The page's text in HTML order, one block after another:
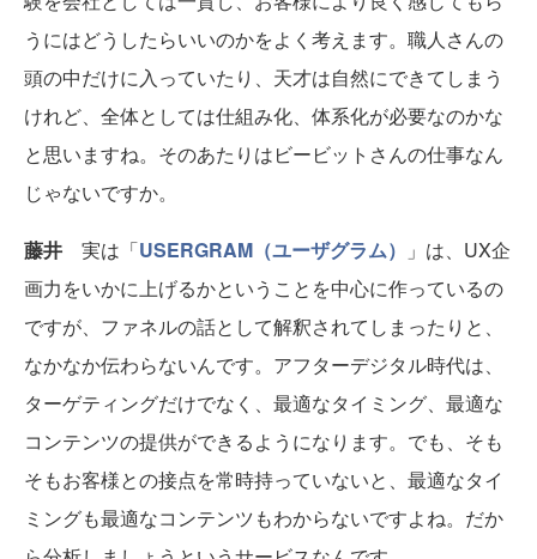
うにはどうしたらいいのかをよく考えます。職人さんの
頭の中だけに入っていたり、天才は自然にできてしまう
けれど、全体としては仕組み化、体系化が必要なのかな
と思いますね。そのあたりはビービットさんの仕事なん
じゃないですか。
藤井 実は「USERGRAM（ユーザグラム）
」は、UX企
画力をいかに上げるかということを中心に作っているの
ですが、ファネルの話として解釈されてしまったりと、
なかなか伝わらないんです。アフターデジタル時代は、
ターゲティングだけでなく、最適なタイミング、最適な
コンテンツの提供ができるようになります。でも、そも
そもお客様との接点を常時持っていないと、最適なタイ
ミングも最適なコンテンツもわからないですよね。だか